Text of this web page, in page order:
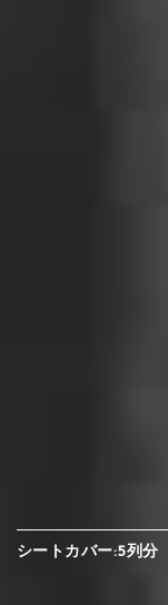
シートカバー:5列分